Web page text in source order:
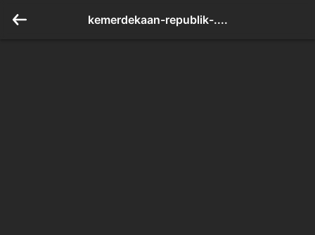
kemerdekaan-republik-....